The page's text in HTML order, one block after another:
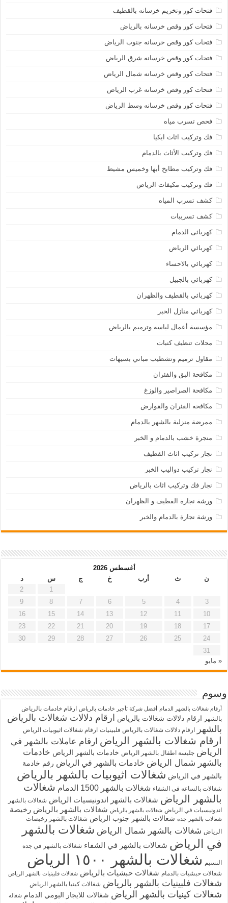
فتحات كور وتخريم خرسانه بالقطيف
فتحات كور وقص خرسانه بالرياض
فتحات كور وقص خرسانه جنوب الرياض
فتحات كور وقص خرسانه شرق الرياض
فتحات كور وقص خرسانه شمال الرياض
فتحات كور وقص خرسانه غرب الرياض
فتحات كور وقص خرسانه وسط الرياض
فحص تسرب مياه
فك وتركيب اثاث ايكيا
فك وتركيب الأثاث بالدمام
فك وتركيب مطابخ أبها وخميس مشيط
فك وتركيب مكيفات الرياض
كشف تسرب المياه
كشف تسريبات
كهربائى الدمام
كهربائي الرياض
كهربائي بالاحساء
كهربائي بالجبيل
كهربائي بالقطيف والظهران
كهربائي منازل الخبر
مؤسسة أعمال لياسه وترميم بالرياض
محلات تنظيف كنبات
مقاول ترميم وتشطيب مباني بسيهات
مكافحة البق والفئران
مكافحة الصراصير والوزغ
مكافحه الفئران والقوارض
ممرضة منزلية بالشهر يالدمام
منجرة خشب بالدمام و الخبر
نجار تركيب اثاث القطيف
نجار تركيب دواليب الخبر
نجار فك وتركيب اثاث بالرياض
ورشة نجارة القطيف و الظهران
ورشة نجارة بالدمام والخبر
أغسطس 2026
ن
ث أرب خ ج س
د
1
2
3
4
5
6
7
8
9
10
11
12
13
14
15
16
17
18
19
20
21
22
23
24
25
26
27
28
29
30
31
« مايو
وسوم
أرقام شغالات بالشهر الدمام أفضل شركة تأجير خادمات بالرياض
ارقام خادمات بالرياض
بالشهر
ارقام دلالات شغالات بالرياض ارقام دلالات شغالات بالرياض
بالشهر
ارقام دلالات شغالات بالرياض فلبينيات ارقام شغالات اثيوبيات الرياض
ارقام شغالات بالشهر الرياض ارقام عاملات بالشهر في
الرياض جليسة اطفال بالشهر الرياض خادمات بالشهر الرياض خادمات
بالشهر شمال الرياض خادمات بالشهر في الرياض رقم خادمة
بالشهر في الرياض شغالات اثيوبيات بالشهر بالرياض
شغالات بالساعه في الشفاء شغالات بالشهر 1500 الدمام
شغالات
بالشهر الرياض شغالات بالشهر اندونيسيات الرياض شغالات بالشهر
اندونيسيات في الرياض شغالات بالشهر بالرياض شغالات بالشهر بالرياض رخيصة
شغالات بالشهر جدة شغالات بالشهر جنوب الرياض شغالات بالشهر رخيصات
الرياض شغالات بالشهر شمال الرياض شغالات بالشهر
في الرياض شغالات بالشهر في الشفاء شغالات بالشهر في جدة
النسيم شغالات بالشهر ١٥٠٠ الرياض
شغالات حبشيات بالدمام شغالات حبشيات بالرياض شغالات فلبينيات بالشهر الرياض
شغالات فلبينيات بالشهر بالرياض شغالات كينيا بالشهر الرياض
شغالات كينيات بالشهر الرياض شغالات للايجار اليومي الدمام شغاله